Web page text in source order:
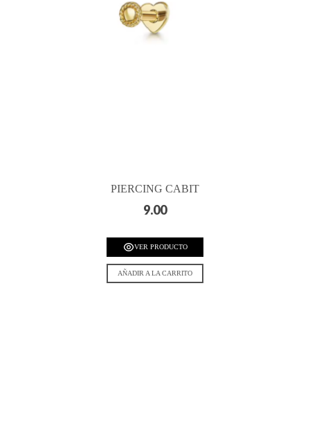
PIERCING CABIT
9.00
VER PRODUCTO
AÑADIR A LA CARRITO